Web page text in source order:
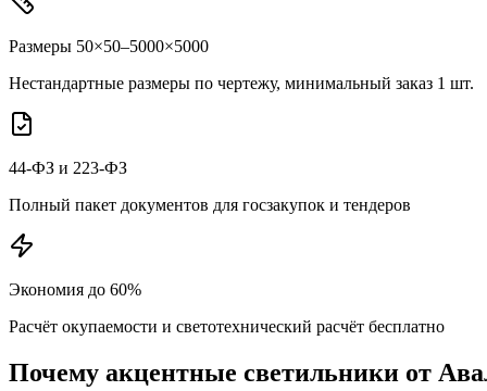
Размеры 50×50–5000×5000
Нестандартные размеры по чертежу, минимальный заказ 1 шт.
44-ФЗ и 223-ФЗ
Полный пакет документов для госзакупок и тендеров
Экономия до 60%
Расчёт окупаемости и светотехнический расчёт бесплатно
Почему акцентные светильники от